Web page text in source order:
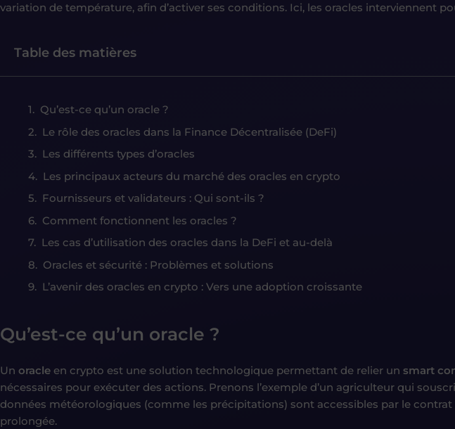
variation de température, afin d’activer ses conditions. Ici, les oracles interviennent
Table des matières
Qu’est-ce qu’un oracle ?
Le rôle des oracles dans la Finance Décentralisée (DeFi)
Les différents types d’oracles
Les principaux acteurs du marché des oracles en crypto
Fournisseurs et validateurs : Qui sont-ils ?
Comment fonctionnent les oracles ?
Les cas d’utilisation des oracles dans la DeFi et au-delà
Oracles et sécurité : Problèmes et solutions
L’avenir des oracles en crypto : Vers une adoption croissante
Qu’est-ce qu’un oracle ?
Un oracle en crypto est une solution technologique permettant de relier un smart
nécessaires pour exécuter des actions. Prenons l’exemple d’un agriculteur qui
données météorologiques (comme les précipitations) sont accessibles par le
prolongée.